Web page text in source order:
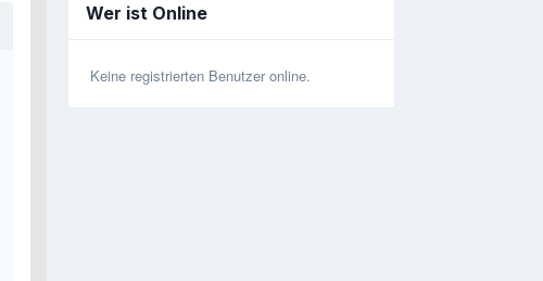
Wer ist Online
Keine registrierten Benutzer online.